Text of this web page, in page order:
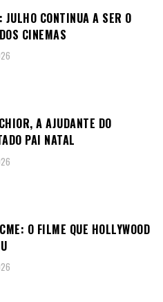
CONTINUA A SER O
CINEMAS
A AJUDANTE DO
PAI NATAL
O FILME QUE HOLLYWOOD